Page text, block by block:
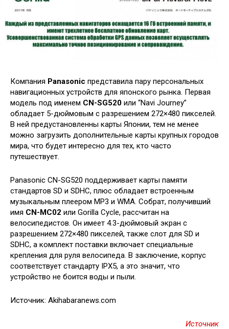
Компания Panasonic представила пару персональных
навигационных устройств для японского рынка. Первая
модель под именем CN-SG520 или “Navi Journey”
обладает 5-дюймовым с разрешением 272×480 пикселей.
В ней предустановленны карты Японии, тем не менее
можно загрузить дополнительные карты крупных городов
мира, что будет интересно для тех, кто часто
путешествует.
Panasonic CN-SG520 поддерживает карты памяти
стандартов SD и SDHC, плюс обладает встроенным
музыкальным плеером MP3 и WMA. Собрат, получивший
имя CN-MC02 или Gorilla Cycle, рассчитан на
велосипедистов. Он имеет 4.3-дюймовый экран с
разрешением 272×480 пикселей, также слот для SD и
SDHC, а комплект поставки включает специальные
крепления для руля велосипеда. В заключение, корпус
соответствует стандарту IPX5, а это значит, что
устройство не боится воды и пыли.
Источник: Akihabaranews.com
Источник